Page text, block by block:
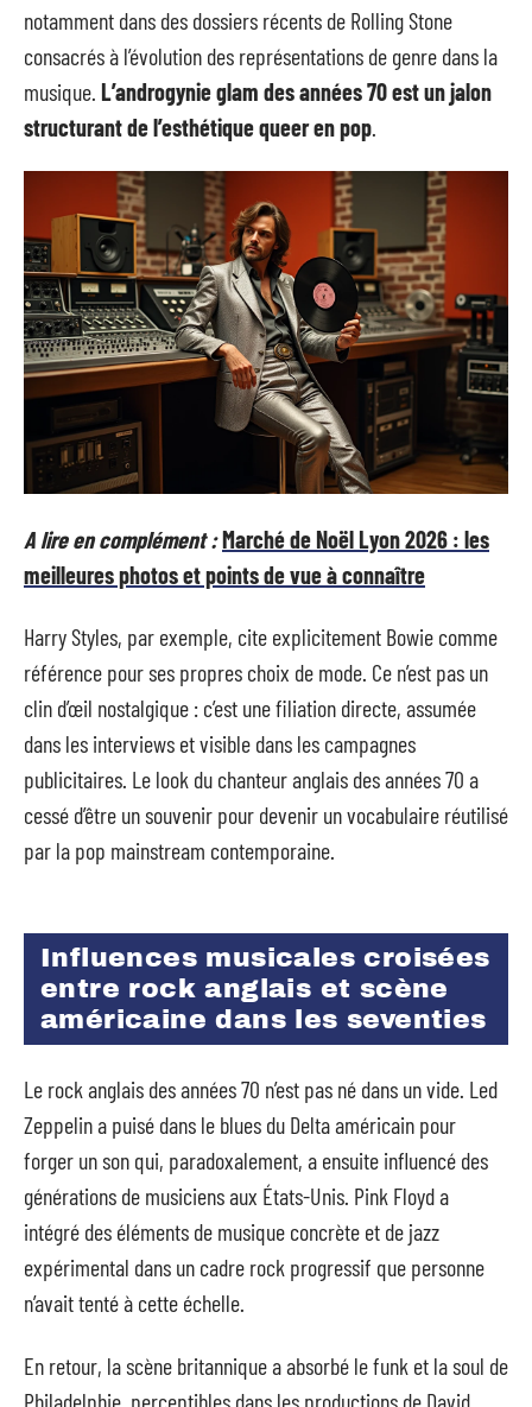
notamment dans des dossiers récents de Rolling Stone
consacrés à l’évolution des représentations de genre dans la
musique. L’androgynie glam des années 70 est un jalon
structurant de l’esthétique queer en pop
A lire en complément :Marché de Noël Lyon 2026 : les
meilleures photos et points de vue à connaître
Harry Styles, par exemple, cite explicitement Bowie comme
référence pour ses propres choix de mode. Ce n’est pas un
clin d’œil nostalgique : c’est une filiation directe, assumée
dans les interviews et visible dans les campagnes
publicitaires. Le look du chanteur anglais des années 70 a
cessé d’être un souvenir pour devenir un vocabulaire réutilisé
par la pop mainstream contemporaine.
Influences musicales croisées
entre rock anglais et scène
américaine dans les seventies
Le rock anglais des années 70 n’est pas né dans un vide. Led
Zeppelin a puisé dans le blues du Delta américain pour
forger un son qui, paradoxalement, a ensuite influencé des
générations de musiciens aux États-Unis. Pink Floyd a
intégré des éléments de musique concrète et de jazz
expérimental dans un cadre rock progressif que personne
n’avait tenté à cette échelle.
En retour, la scène britannique a absorbé le funk et la soul de
Philadelphie, perceptibles dans les productions de David